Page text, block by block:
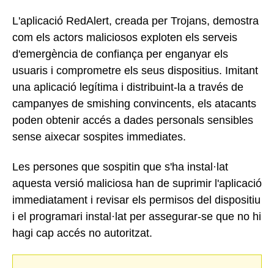
L'aplicació RedAlert, creada per Trojans, demostra
com els actors maliciosos exploten els serveis
d'emergència de confiança per enganyar els
usuaris i comprometre els seus dispositius. Imitant
una aplicació legítima i distribuint-la a través de
campanyes de smishing convincents, els atacants
poden obtenir accés a dades personals sensibles
sense aixecar sospites immediates.
Les persones que sospitin que s'ha instal·lat
aquesta versió maliciosa han de suprimir l'aplicació
immediatament i revisar els permisos del dispositiu
i el programari instal·lat per assegurar-se que no hi
hagi cap accés no autoritzat.